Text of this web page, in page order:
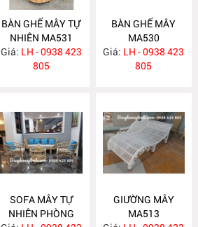
BÀN GHẾ MÂY TỰ
NHIÊN MA531
Giá: LH - 0938 423
805
BÀN GHẾ MÂY
MA530
Giá: LH - 0938 423
805
SOFA MÂY TỰ
NHIÊN PHÒNG
GIƯỜNG MÂY
MA513